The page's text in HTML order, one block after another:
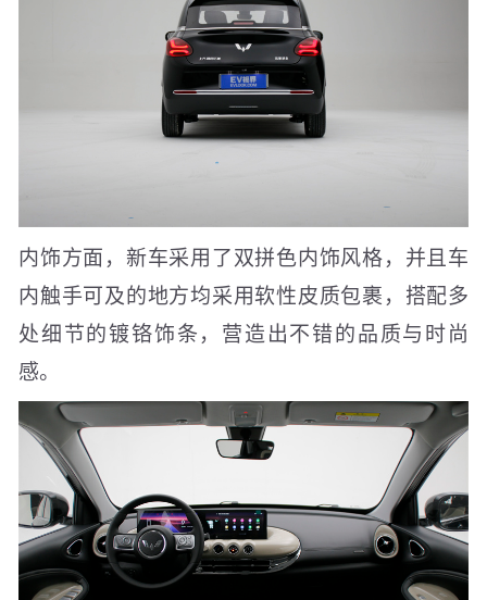
内饰方面，新车采用了双拼色内饰风格，并且车
内触手可及的地方均采用软性皮质包裹，搭配多
处细节的镀铬饰条，营造出不错的品质与时尚
感。